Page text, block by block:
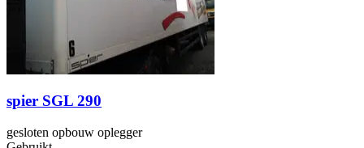
spier SGL 290
gesloten opbouw oplegger